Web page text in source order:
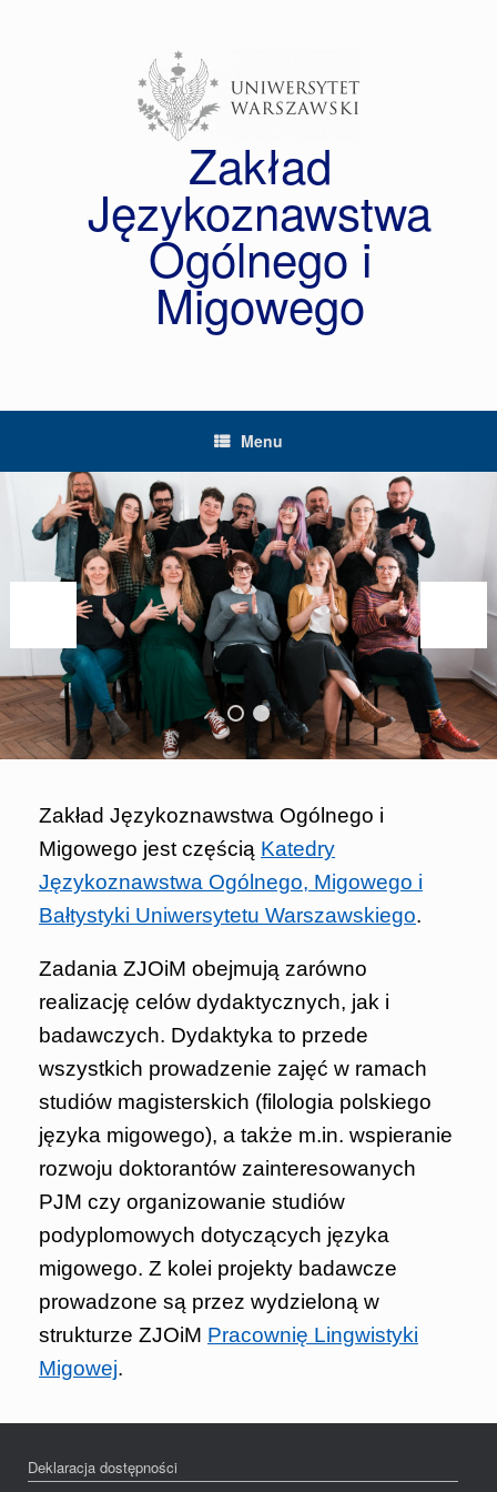
Zakład
Językoznawstwa
Ogólnego i
Migowego
Menu
Zakład Językoznawstwa Ogólnego i
Migowego jest częścią Katedry
Językoznawstwa Ogólnego, Migowego i
Bałtystyki Uniwersytetu Warszawskiego.
Zadania ZJOiM obejmują zarówno
realizację celów dydaktycznych, jak i
badawczych. Dydaktyka to przede
wszystkich prowadzenie zajęć w ramach
studiów magisterskich (filologia polskiego
języka migowego), a także m.in. wspieranie
rozwoju doktorantów zainteresowanych
PJM czy organizowanie studiów
podyplomowych dotyczących języka
migowego. Z kolei projekty badawcze
prowadzone są przez wydzieloną w
strukturze ZJOiM Pracownię Lingwistyki
Migowej.
Deklaracja dostępności